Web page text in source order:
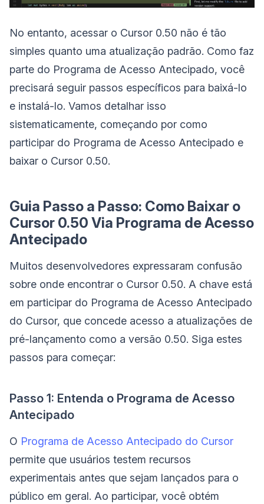
No entanto, acessar o Cursor 0.50 não é tão
simples quanto uma atualização padrão. Como faz
parte do Programa de Acesso Antecipado, você
precisará seguir passos específicos para baixá-lo
e instalá-lo. Vamos detalhar isso
sistematicamente, começando por como
participar do Programa de Acesso Antecipado e
baixar o Cursor 0.50.
Guia Passo a Passo: Como Baixar o
Cursor 0.50 Via Programa de Acesso
Antecipado
Muitos desenvolvedores expressaram confusão
sobre onde encontrar o Cursor 0.50. A chave está
em participar do Programa de Acesso Antecipado
do Cursor, que concede acesso a atualizações de
pré-lançamento como a versão 0.50. Siga estes
passos para começar:
Passo 1: Entenda o Programa de Acesso
Antecipado
O Programa de Acesso Antecipado do Cursor
permite que usuários testem recursos
experimentais antes que sejam lançados para o
público em geral. Ao participar, você obtém